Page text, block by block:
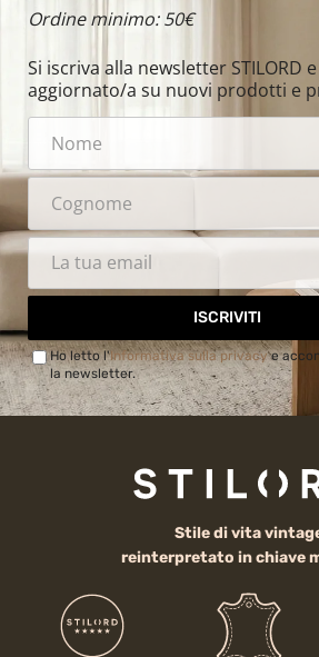
Ordine minimo: 50€
Si iscriva alla newsletter STILORD
aggiornato/a su nuovi prodotti e
ISCRIVITI
Ho letto l'Informativa sulla privacye
la newsletter.
Stile di vita
reinterpretato in chiave